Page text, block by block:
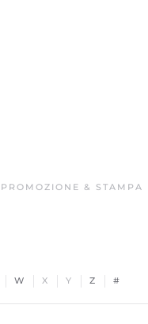
PROMOZIONE & STAMPA
W X Y Z #